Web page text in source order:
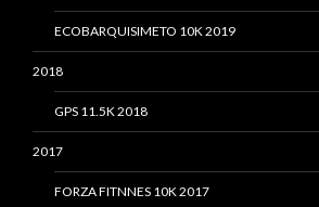
ECOBARQUISIMETO 10K 2019
2018
GPS 11.5K 2018
2017
FORZA FITNNES 10K 2017